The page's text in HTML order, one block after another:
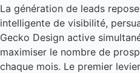
La génération de leads
intelligente de visibilité,
Gecko Design active
maximiser le nombre de
chaque mois. Le premier